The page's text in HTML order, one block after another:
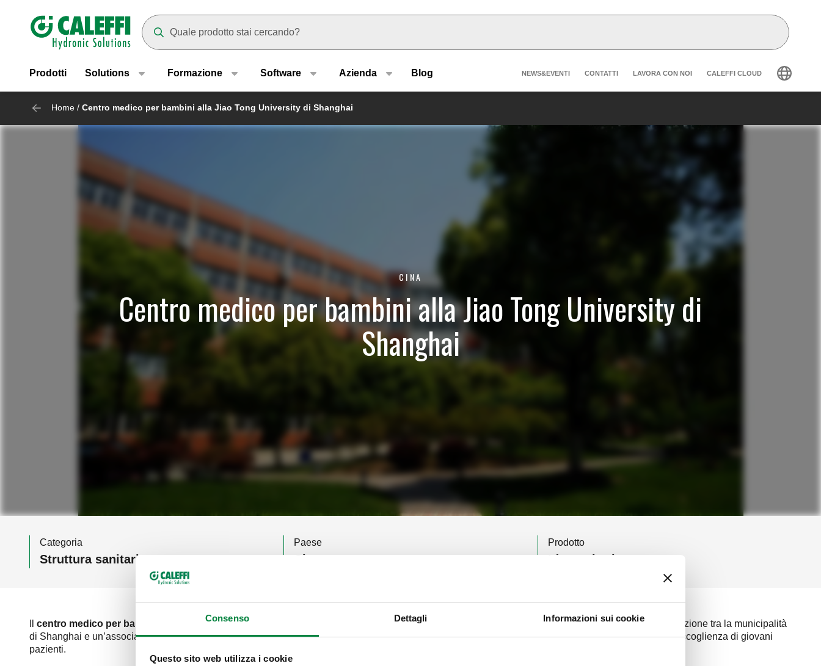
Consenso Dettagli Informazioni sui cookie
Questo sito web utilizza i cookie
Header main navigation
Prodotti Solutions Formazione Software Azienda Blog Header secondary navigation
NEWS&EVENTI CONTATTI LAVORA CON NOI CALEFFI CLOUD
Home / Centro medico per bambini alla Jiao Tong University di Shanghai
CINA
Centro medico per bambini alla Jiao Tong University di
Shanghai
Categoria
Struttura sanitaria
Paese
Cina
Prodotto
Idrosanitario
centro medico per bambini parte della Jiao Tong University di Shanghai, è una struttura ospedaliera realizzata nel 1998 da una collaborazione tra la municipalità
di Shanghai e un’associazione americana come parte del progetto “HOPE”. Oltre a laboratori e aule, il centro comprende anche circa 200 stanze per l’accoglienza di giovani
pazienti.